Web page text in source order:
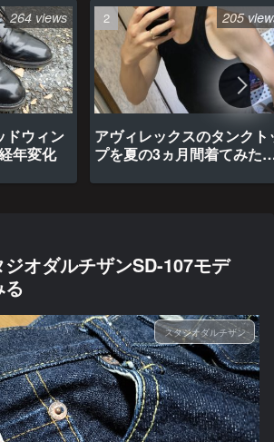
ドウィン
年変化
264 views
アヴィレックスのタンクト
プを夏の3ヵ月間着てみた
205
オダルチザンSD-107モデ
スタジオダルチザン